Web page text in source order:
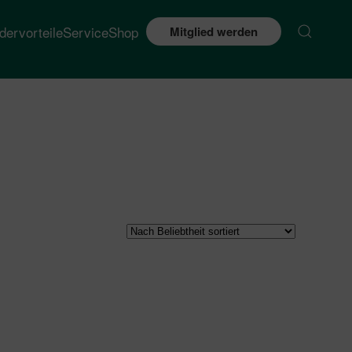
ServiceShop Mitglied werden